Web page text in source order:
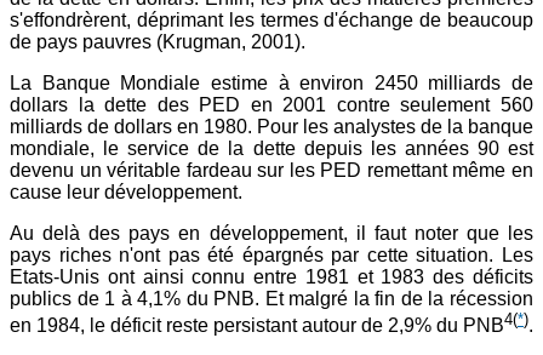
s'effondrèrent, déprimant les termes d'échange de beaucoup
de pays pauvres (Krugman, 2001).
La Banque Mondiale estime à environ 2450 milliards de
dollars la dette des PED en 2001 contre seulement 560
milliards de dollars en 1980. Pour les analystes de la banque
mondiale, le service de la dette depuis les années 90 est
devenu un véritable fardeau sur les PED remettant même en
cause leur développement.
Au delà des pays en développement, il faut noter que les
pays riches n'ont pas été épargnés par cette situation. Les
Etats-Unis ont ainsi connu entre 1981 et 1983 des déficits
publics de 1 à 4,1% du PNB. Et malgré la fin de la récession
en 1984, le déficit reste persistant autour de 2,9% du PNB4(*).